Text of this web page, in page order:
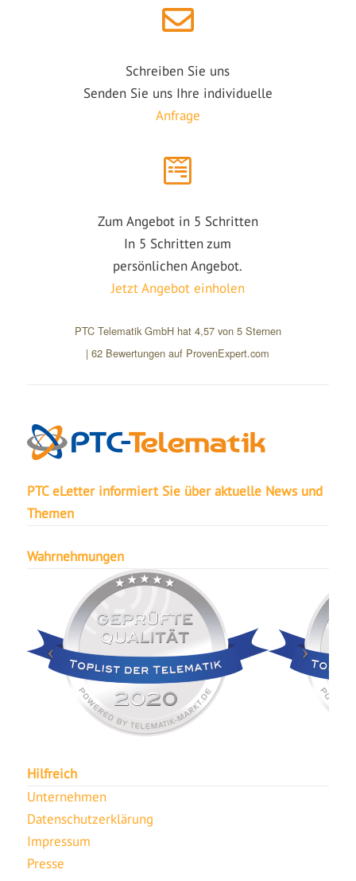
Schreiben Sie uns
Senden Sie uns Ihre individuelle
Anfrage
Zum Angebot in 5 Schritten
In 5 Schritten zum
persönlichen Angebot.
Jetzt Angebot einholen
PTC Telematik GmbH hat 4,57von 5Sternen
|62 Bewertungen auf ProvenExpert.com
PTC eLetter informiert Sie über aktuelle News und
Themen
Wahrnehmungen
Hilfreich
Unternehmen
Datenschutzerklärung
Impressum
Presse